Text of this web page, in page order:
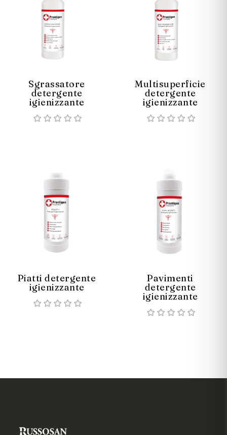
Sgrassatore
detergente
igienizzante
Multisuperficie
detergente
igienizzante
Piatti detergente
igienizzante
Pavimenti
detergente
igienizzante